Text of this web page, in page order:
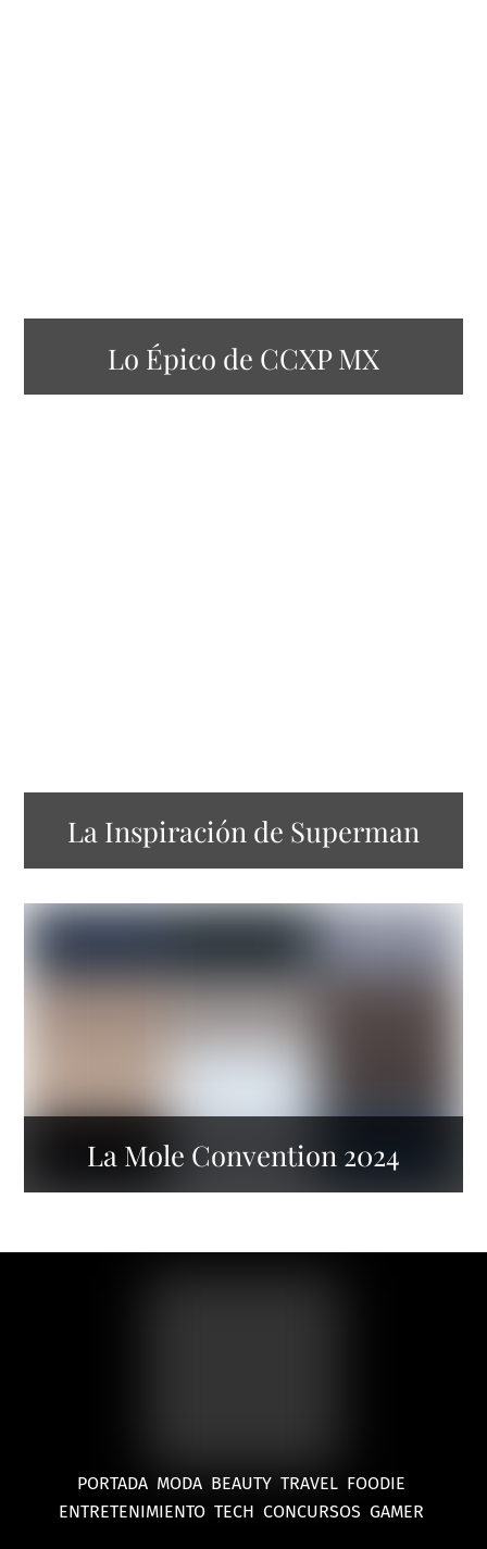
Lo Épico de CCXP MX
La Inspiración de Superman
La Mole Convention 2024
PORTADA MODA BEAUTY TRAVEL FOODIE
ENTRETENIMIENTO TECH CONCURSOS GAMER